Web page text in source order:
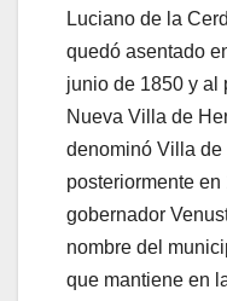
Luciano de la
quedó asentado
junio de 1850 y al
Nueva Villa de
denominó Villa de
posteriormente
gobernador
nombre del
que mantiene en